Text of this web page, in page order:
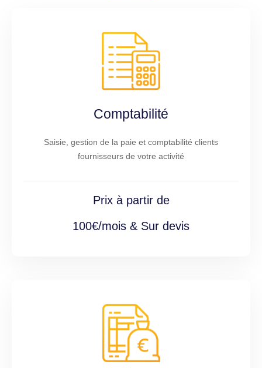
Comptabilité
Saisie, gestion de la paie et comptabilité clients
fournisseurs de votre activité
Prix à partir de
100€/mois & Sur devis